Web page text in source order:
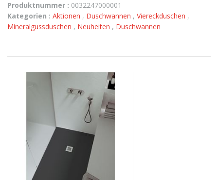
Produktnummer : 0032247000001
Kategorien : Aktionen , Duschwannen , Viereckduschen ,
Mineralgussduschen , Neuheiten , Duschwannen